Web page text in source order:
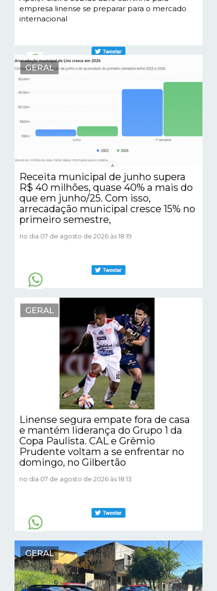
empresa linense se preparar para o mercado
internacional
GERAL
Receita municipal de junho supera
R$ 40 milhões, quase 40% a mais do
que em junho/25. Com isso,
arrecadação municipal cresce 15% no
primeiro semestre,
no dia 07 de agosto de 2026 às 18:19
GERAL
Linense segura empate fora de casa
e mantém liderança do Grupo 1 da
Copa Paulista. CAL e Grêmio
Prudente voltam a se enfrentar no
domingo, no Gilbertão
no dia 07 de agosto de 2026 às 18:13
GERAL